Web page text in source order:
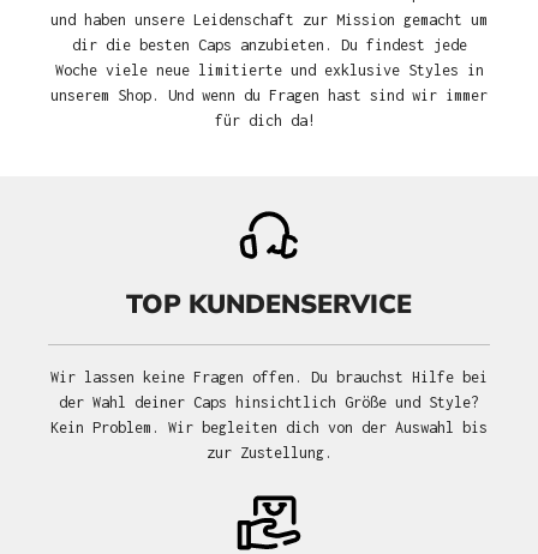
und haben unsere Leidenschaft zur Mission gemacht um
dir die besten Caps anzubieten. Du findest jede
Woche viele neue limitierte und exklusive Styles in
unserem Shop. Und wenn du Fragen hast sind wir immer
für dich da!
TOP KUNDENSERVICE
Wir lassen keine Fragen offen. Du brauchst Hilfe bei
der Wahl deiner Caps hinsichtlich Größe und Style?
Kein Problem. Wir begleiten dich von der Auswahl bis
zur Zustellung.